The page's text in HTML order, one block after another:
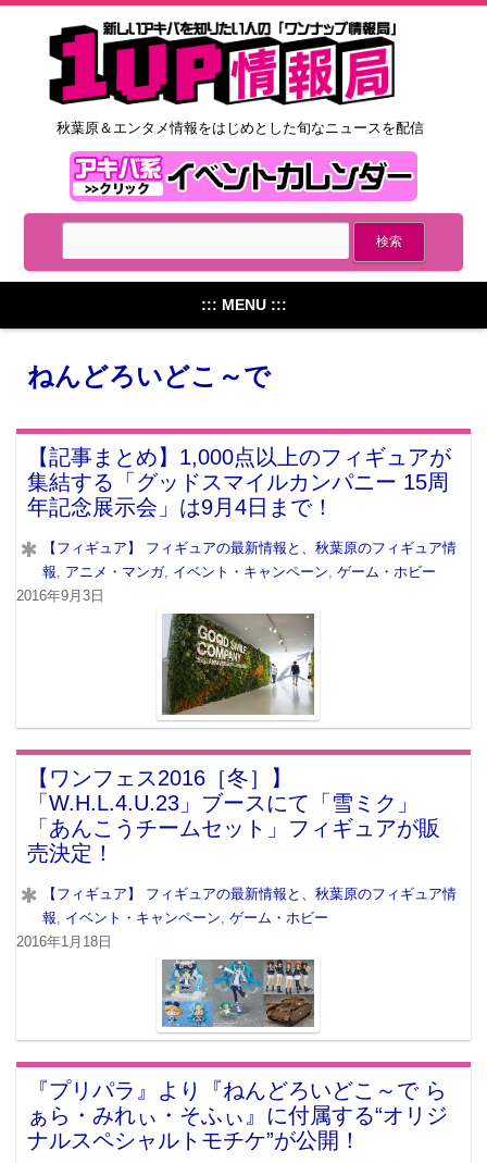
秋葉原＆エンタメ情報をはじめとした旬なニュースを配信
::: MENU :::
ねんどろいどこ～で
【記事まとめ】1,000点以上のフィギュアが
集結する「グッドスマイルカンパニー 15周
年記念展示会」は9月4日まで！
【フィギュア】 フィギュアの最新情報と、秋葉原のフィギュア情
報
アニメ・マンガ, イベント・キャンペーン ゲーム・ホビー
2016年9月3日
【ワンフェス2016［冬］】
「W.H.L.4.U.23」ブースにて「雪ミク」
「あんこうチームセット」フィギュアが販
売決定！
【フィギュア】 フィギュアの最新情報と、秋葉原のフィギュア情
報, イベント・キャンペーン, ゲーム・ホビー
2016年1月18日
『プリパラ』より『ねんどろいどこ～で ら
ぁら・みれぃ・そふぃ』に付属する“オリジ
ナルスペシャルトモチケ”が公開！